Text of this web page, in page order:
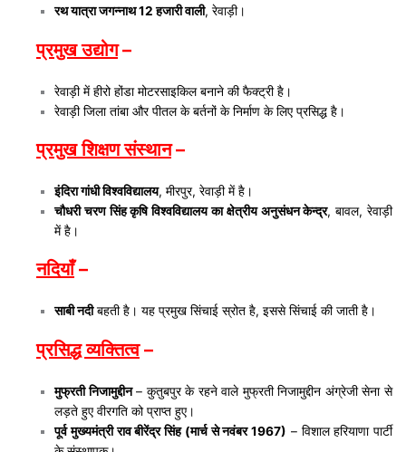
रथ यात्रा जगन्नाथ 12 हजारी वाली, रेवाड़ी।
प्रमुख उद्योग–
रेवाड़ी में हीरो होंडा मोटरसाइकिल बनाने की फैक्ट्री है।
रेवाड़ी जिला तांबा और पीतल के बर्तनों के निर्माण के लिए प्रसिद्ध है।
प्रमुख शिक्षण संस्थान–
इंदिरा गांधी विश्वविद्यालय, मीरपुर, रेवाड़ी में है।
चौधरी चरण सिंह कृषि विश्वविद्यालय का क्षेत्रीय अनुसंधन केन्द्र, बावल, रेवाड़ी
में है।
नदियाँ–
साबी नदीबहती है। यह प्रमुख सिंचाई स्रोत है, इससे सिंचाई की जाती है।
प्रसिद्ध व्यक्तित्व–
मुफ्रती निजामुद्दीन– कुतुबपुर के रहने वाले मुफ्रती निजामुद्दीन अंग्रेजी सेना से
लड़ते हुए वीरगति को प्राप्त हुए।
पूर्व मुख्यमंत्री राव बीरेंद्र सिंह (मार्च से नवंबर 1967) – विशाल हरियाणा पार्टी